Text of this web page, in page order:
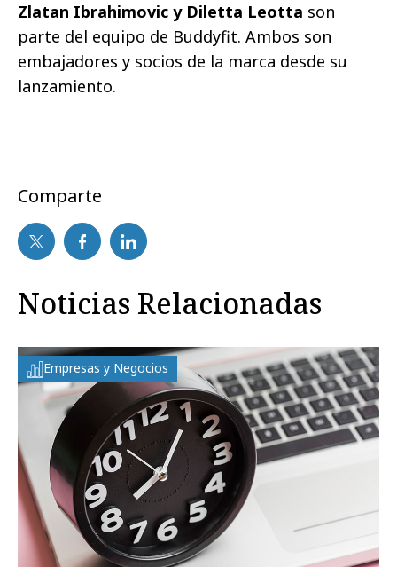
Zlatan Ibrahimovic y Diletta Leotta son
parte del equipo de Buddyfit. Ambos son
embajadores y socios de la marca desde su
lanzamiento.
Comparte
Noticias Relacionadas
Empresas y Negocios